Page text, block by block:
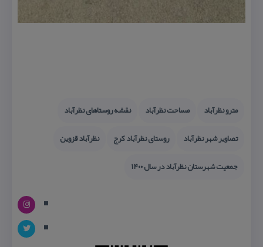
مترو نظرآباد مساحت نظرآباد
نقشه روستاهای نظرآباد
تصاویر شهر نظرآباد
روستای نظرآباد كرج
نظرآباد قزوین
جمعیت شهرستان نظرآباد در سال ۱۴۰۰